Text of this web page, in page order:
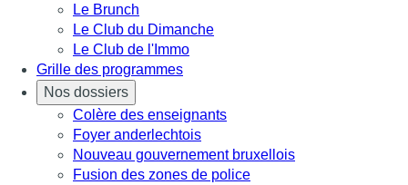
Le Brunch
Le Club du Dimanche
Le Club de l'Immo
Grille des programmes
Nos dossiers
Colère des enseignants
Foyer anderlechtois
Nouveau gouvernement bruxellois
Fusion des zones de police